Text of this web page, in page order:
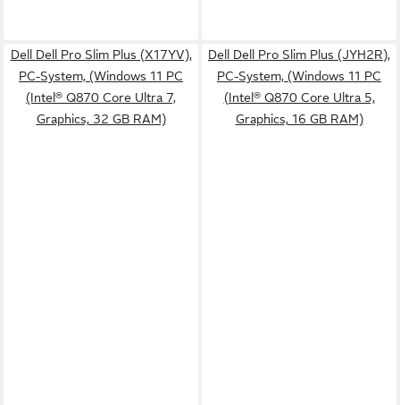
Dell Dell Pro Slim Plus (X17YV),
PC-System, (Windows 11 PC
(Intel® Q870 Core Ultra 7,
Graphics, 32 GB RAM)
Dell Dell Pro Slim Plus (JYH2R),
PC-System, (Windows 11 PC
(Intel® Q870 Core Ultra 5,
Graphics, 16 GB RAM)